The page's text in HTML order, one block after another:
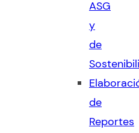
ASG
y
de
de
Reportes